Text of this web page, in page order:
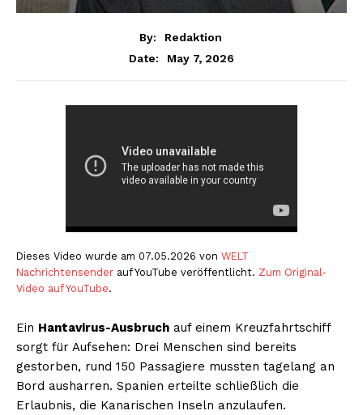
By:
Redaktion
Date:
May 7, 2026
Dieses Video wurde am 07.05.2026 von WELT
Nachrichtensender auf YouTube veröffentlicht. Zum Original-
Video auf YouTube.
Ein Hantavirus-Ausbruch auf einem Kreuzfahrtschiff
sorgt für Aufsehen: Drei Menschen sind bereits
gestorben, rund 150 Passagiere mussten tagelang an
Bord ausharren. Spanien erteilte schließlich die
Erlaubnis, die Kanarischen Inseln anzulaufen.